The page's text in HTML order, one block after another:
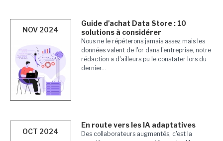
NOV 2024
Guide d'achat Data Store : 10
solutions à considérer
Nous ne le répéterons jamais assez mais les
données valent de l'or dans l'entreprise, notre
rédaction a d'ailleurs pu le constater lors du
dernier...
OCT 2024
En route vers les IA adaptatives
Des collaborateurs augmentés, c'est la